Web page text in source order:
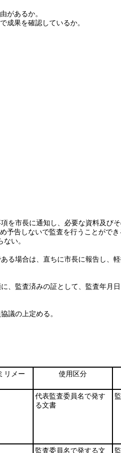
があるか。
成果を確認しているか。
を市長に通知し、必要な資料及び
予告しないで監査を行うことができ
い。
る場合は、直ちに市長に報告し、
、監査済みの証として、監査年月
議の上定める。
リメー
使用区分
代表監査委員名で発す
る文書
監査委員名で発する文